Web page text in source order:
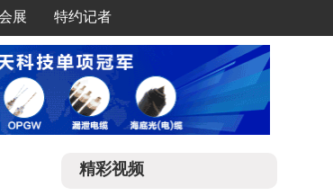
展 特约记者
精彩视频